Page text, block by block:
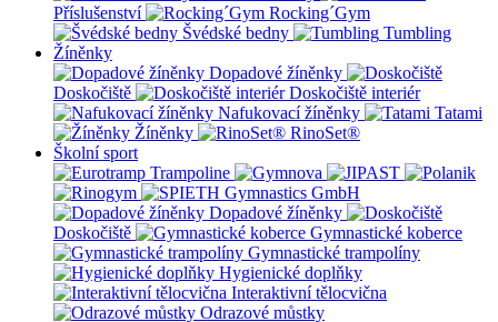
Příslušenství
Rocking´Gym
Švédské bedny
Tumbling
Žíněnky
Dopadové žíněnky
Doskočiště
Doskočiště interiér
Nafukovací žíněnky
Tatami
Žíněnky
RinoSet®
Školní sport
Dopadové žíněnky
Doskočiště
Gymnastické koberce
Gymnastické trampolíny
Hygienické doplňky
Interaktivní tělocvična
Odrazové můstky